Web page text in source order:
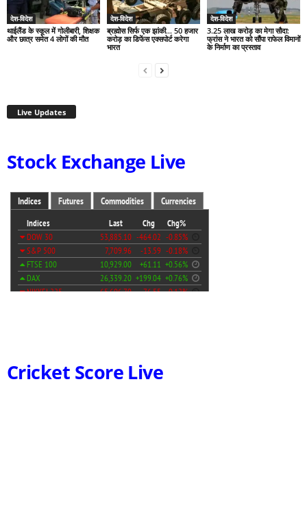
देश-विदेश
थाईलैंड के स्कूल में गोलीबारी, शिक्षक
और छात्र समेत 4 लोगों की मौत
देश-विदेश
ब्रह्मोस सिर्फ एक झांकी… 50 हजार
करोड़ का डिफेंस एक्सपोर्ट करेगा
भारत
देश-विदेश
3.25 लाख करोड़ का मेगा सौदा:
फ्रांस ने भारत को सौंपा राफेल विमानों
के निर्माण का प्रस्ताव
Live Updates
Stock Exchange Live
Cricket Score Live